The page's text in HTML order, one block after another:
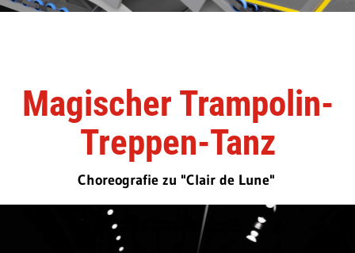
Magischer Trampolin-
Treppen-Tanz
Choreografie zu "Clair de Lune"